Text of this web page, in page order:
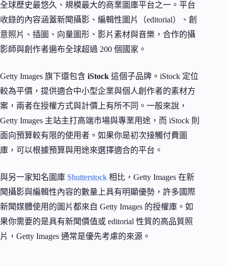
全球歷史最悠久、規模最大的商業圖庫平台之一。平台
收錄的內容涵蓋新聞攝影、編輯性圖片（editorial）、創
意照片、插圖、向量圖形、影片素材與音樂，合作的攝
影師與創作者遍布全球超過 200 個國家。
Getty Images 旗下還包含 iStock 這個子品牌。iStock 定位
較為平價，提供適合中小型企業與個人創作者的素材方
案，兩者在授權方式與計價上有所不同。一般來說，
Getty Images 主站主打高端市場與專業用途，而 iStock 則
面向預算較有限的使用者。如果你是初次接觸付費圖
庫，可以根據預算與用途來選擇適合的平台。
與另一家知名圖庫 Shutterstock 相比，Getty Images 在新
聞攝影與編輯性內容的數量上具有明顯優勢，許多國際
新聞媒體使用的圖片都來自 Getty Images 的授權庫。如
果你需要的是具有新聞價值或 editorial 性質的高品質照
片，Getty Images 通常是優先考慮的來源。